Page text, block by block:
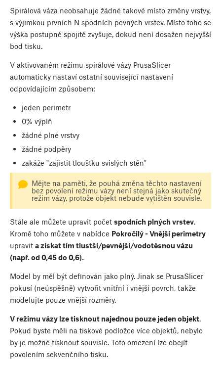
Spirálová váza neobsahuje žádné takové místo změny vrstvy,
s výjimkou prvních N spodních pevných vrstev. Místo toho se
výška postupně spojitě zvyšuje, dokud není dosažen nejvyšší
bod tisku.
V aktivovaném režimu spirálové vázy PrusaSlicer
automaticky nastaví ostatní související nastavení
odpovídajícím způsobem:
jeden perimetr
0% výplň
žádné plné vrstvy
žádné podpěry
zakáže "zajistit tloušťku svislých stěn"
Mějte na paměti, že pouhá změna těchto nastavení
bez povolení režimu vázy není stejná jako skutečný
režim vázy, protože objekt nebude vytištěn souvisle.
Stále ale můžete upravit počet spodních plných vrstev.
Kromě toho můžete v nabídce Pokročilý - Vnější perimetry
upravit a získat tím tlustší/pevnější/vodotěsnou vázu
(např. od 0,45 do 0,6).
Model by měl být definován jako plný. Jinak se PrusaSlicer
pokusí (neúspěšně) vytvořit vnitřní i vnější povrch, takže
modelujte pouze vnější rozměry.
V režimu vázy lze tisknout najednou pouze jeden objekt.
Pokud byste měli na tiskové podložce více objektů, nebylo
by je možné tisknout souvisle. Toto omezení lze obejít
povolením sekvenčního tisku.